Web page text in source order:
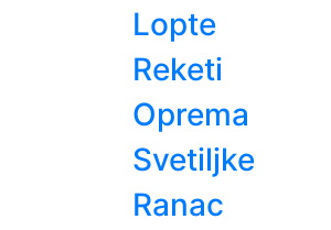
Lopte
Reketi
Oprema
Svetiljke
Ranac